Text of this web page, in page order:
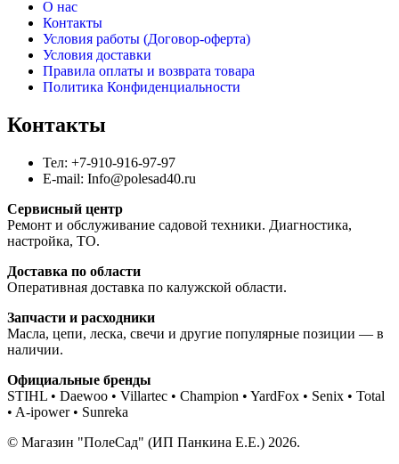
О нас
Контакты
Условия работы (Договор-оферта)
Условия доставки
Правила оплаты и возврата товара
Политика Конфиденциальности
Контакты
Тел: +7-910-916-97-97
E-mail: Info@polesad40.ru
Сервисный центр
Ремонт и обслуживание садовой техники. Диагностика,
настройка, ТО.
Доставка по области
Оперативная доставка по калужской области.
Запчасти и расходники
Масла, цепи, леска, свечи и другие популярные позиции — в
наличии.
Официальные бренды
STIHL • Daewoo • Villartec • Champion • YardFox • Senix • Total
• A-ipower • Sunreka
© Магазин "ПолеСад" (ИП Панкина Е.Е.) 2026.